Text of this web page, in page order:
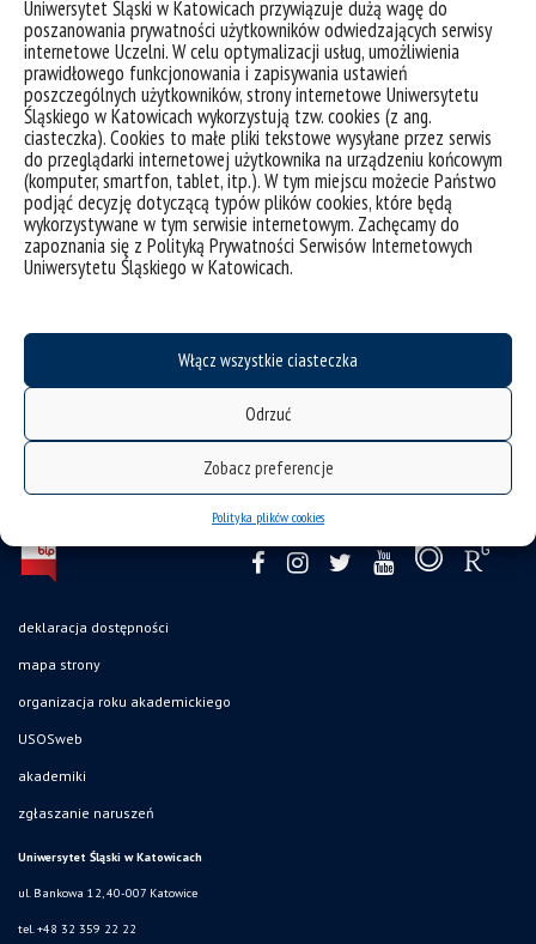
Uniwersytet Śląski w Katowicach przywiązuje dużą wagę do
poszanowania prywatności użytkowników odwiedzających serwisy
internetowe Uczelni. W celu optymalizacji usług, umożliwienia
prawidłowego funkcjonowania i zapisywania ustawień
poszczególnych użytkowników, strony internetowe Uniwersytetu
Śląskiego w Katowicach wykorzystują tzw. cookies (z ang.
ciasteczka). Cookies to małe pliki tekstowe wysyłane przez serwis
do przeglądarki internetowej użytkownika na urządzeniu końcowym
(komputer, smartfon, tablet, itp.). W tym miejscu możecie Państwo
podjąć decyzję dotyczącą typów plików cookies, które będą
wykorzystywane w tym serwisie internetowym. Zachęcamy do
zapoznania się z Polityką Prywatności Serwisów Internetowych
Uniwersytetu Śląskiego w Katowicach.
Włącz wszystkie ciasteczka
Odrzuć
Zobacz preferencje
Polityka plików cookies
Spotkanie pt. „Jolanta Wadowska-Król – lekarka, która
ratowała zatrute dzieci”
lekarka
deklaracja dostępności
mapa strony
organizacja roku akademickiego
USOSweb
akademiki
zgłaszanie naruszeń
Uniwersytet Śląski w Katowicach
ul. Bankowa 12, 40-007 Katowice
tel. +48 32 359 22 22